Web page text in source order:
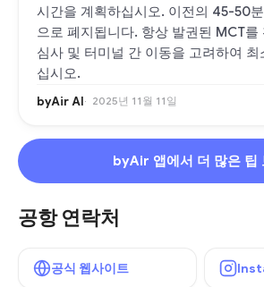
시간을 계획하십시오. 이전의 45-50
으로 폐지됩니다. 항상 발권된 MCT를
심사 및 터미널 간 이동을 고려하여
십시오.
byAir AI 2025년 11월 11일
byAir 앱에서 더 많은 팁
공항 연락처
공식 웹사이트